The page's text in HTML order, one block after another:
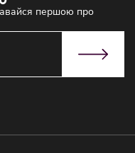
першою про